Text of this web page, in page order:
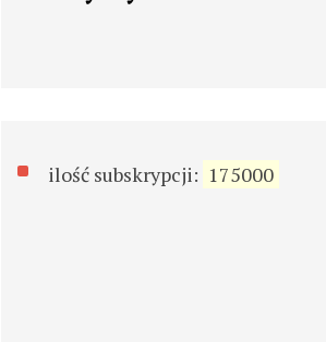
ilość subskrypcji: 175000